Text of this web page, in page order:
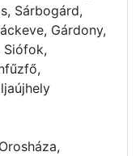
Sárbogárd,
Gárdony,
Siófok,